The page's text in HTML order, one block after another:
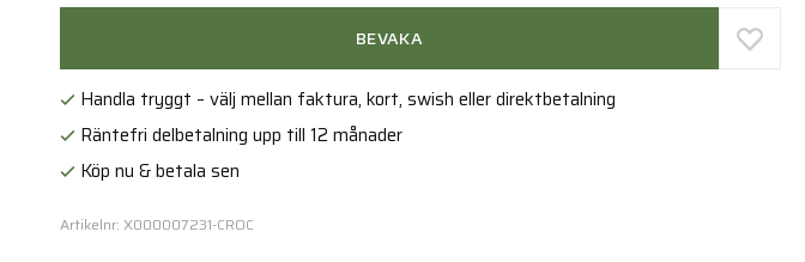
BEVAKA
Handla tryggt – välj mellan faktura, kort, swish eller direktbetalning
Räntefri delbetalning upp till 12 månader
Köp nu & betala sen
Artikelnr: X000007231-CROC